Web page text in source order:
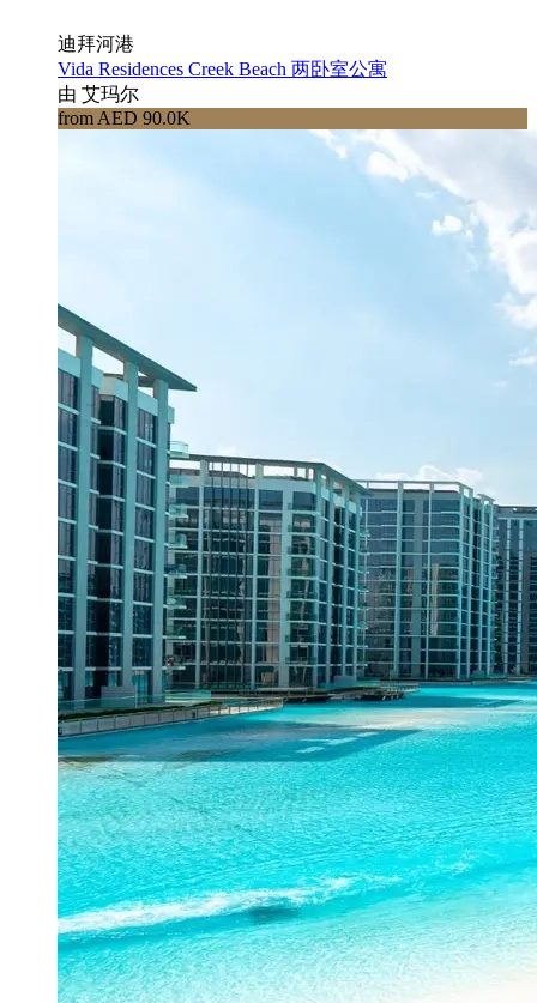
迪拜河港
Vida Residences Creek Beach 两卧室公寓
由 艾玛尔
from AED 90.0K